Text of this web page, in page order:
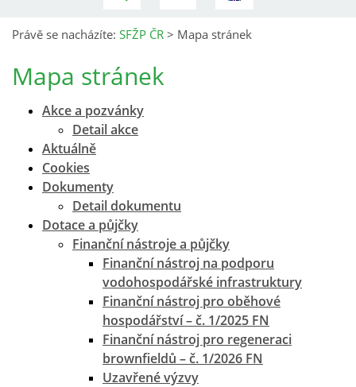
Právě se nacházíte: SFŽP ČR > Mapa stránek
Mapa stránek
Akce a pozvánky
Detail akce
Aktuálně
Cookies
Dokumenty
Detail dokumentu
Dotace a půjčky
Finanční nástroje a půjčky
Finanční nástroj na podporu
vodohospodářské infrastruktury
Finanční nástroj pro oběhové
hospodářství – č. 1/2025 FN
Finanční nástroj pro regeneraci
brownfieldů – č. 1/2026 FN
Uzavřené výzvy